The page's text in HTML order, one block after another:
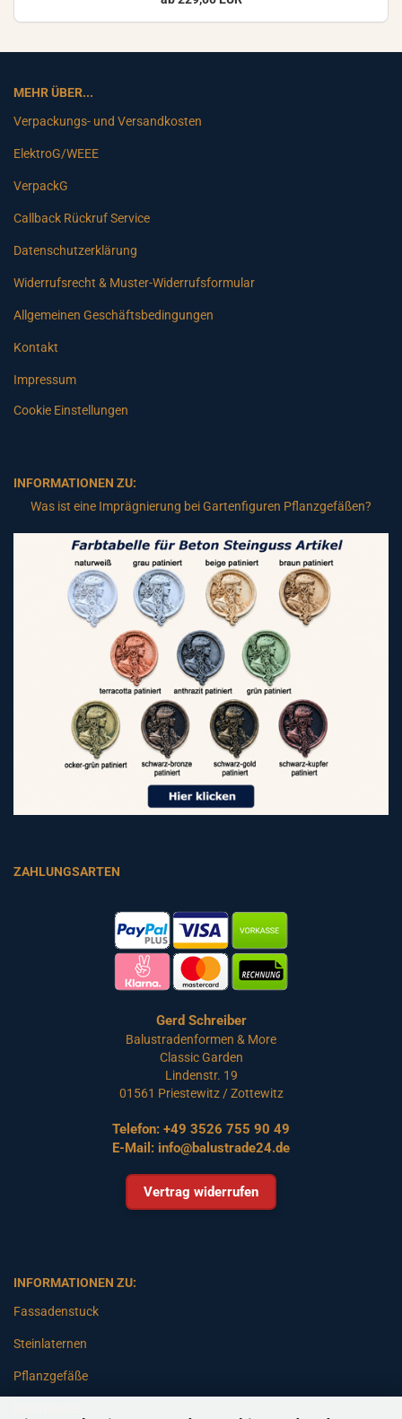
MEHR ÜBER...
Verpackungs- und Versandkosten
ElektroG/WEEE
VerpackG
Callback Rückruf Service
Datenschutzerklärung
Widerrufsrecht & Muster-Widerrufsformular
Allgemeinen Geschäftsbedingungen
Kontakt
Impressum
Cookie Einstellungen
INFORMATIONEN ZU:
Was ist eine Imprägnierung bei Gartenfiguren Pflanzgefäßen?
ZAHLUNGSARTEN
Gerd Schreiber
Balustradenformen & More
Classic Garden
Lindenstr. 19
01561 Priestewitz / Zottewitz
Telefon: +49 3526 755 90 49
E-Mail: info@balustrade24.de
Vertrag widerrufen
INFORMATIONEN ZU:
Fassadenstuck
Steinlaternen
Pflanzgefäße